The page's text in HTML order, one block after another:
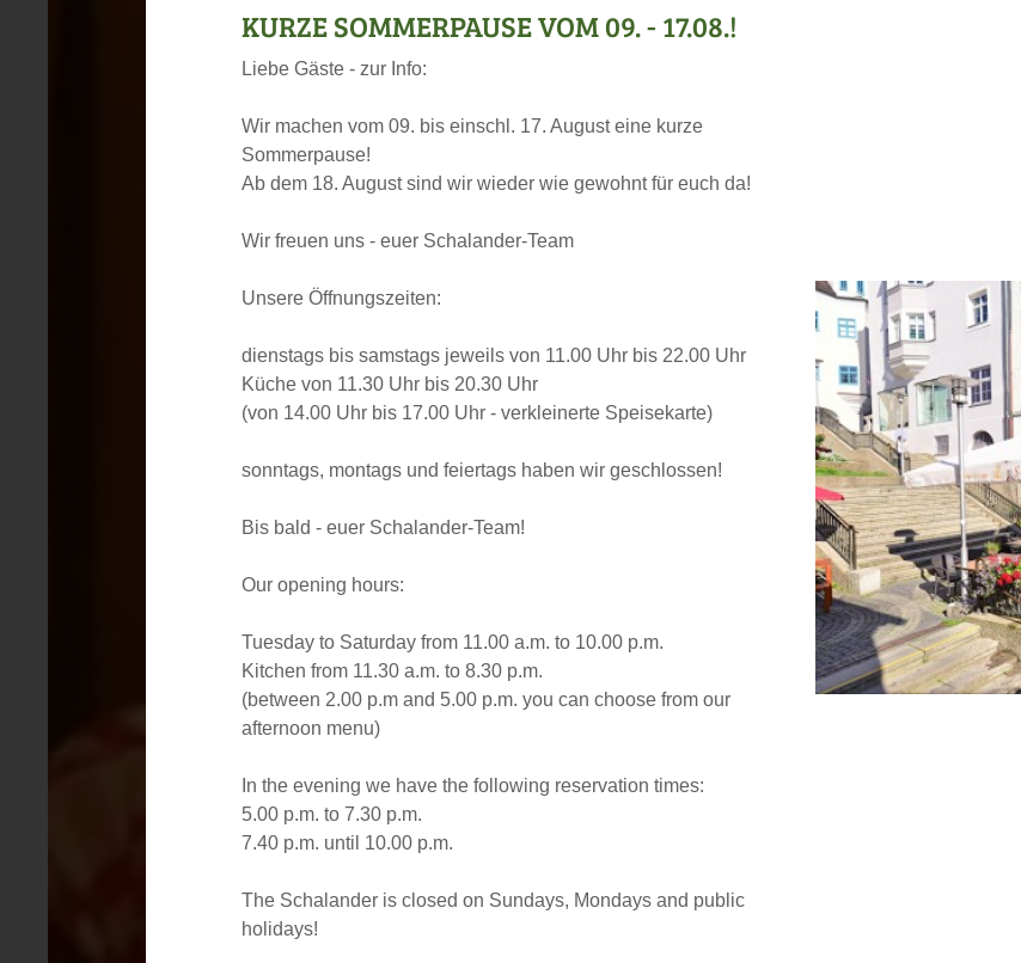
KURZE SOMMERPAUSE VOM 09. - 17.08.!
Liebe Gäste - zur Info:
Wir machen vom 09. bis einschl. 17. August eine kurze
Sommerpause!
Ab dem 18. August sind wir wieder wie gewohnt für euch da!
Wir freuen uns - euer Schalander-Team
Unsere Öffnungszeiten:
dienstags bis samstags jeweils von 11.00 Uhr bis 22.00 Uhr
Küche von 11.30 Uhr bis 20.30 Uhr
(von 14.00 Uhr bis 17.00 Uhr - verkleinerte Speisekarte)
sonntags, montags und feiertags haben wir geschlossen!
Bis bald - euer Schalander-Team!
Our opening hours:
Tuesday to Saturday from 11.00 a.m. to 10.00 p.m.
Kitchen from 11.30 a.m. to 8.30 p.m.
(between 2.00 p.m and 5.00 p.m. you can choose from our
afternoon menu)
In the evening we have the following reservation times:
5.00 p.m. to 7.30 p.m.
7.40 p.m. until 10.00 p.m.
The Schalander is closed on Sundays, Mondays and public
holidays!